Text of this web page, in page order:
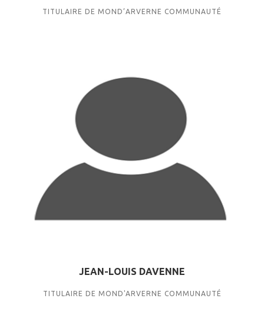
TITULAIRE DE MOND’ARVERNE COMMUNAUTÉ
JEAN-LOUIS DAVENNE
TITULAIRE DE MOND'ARVERNE COMMUNAUTÉ